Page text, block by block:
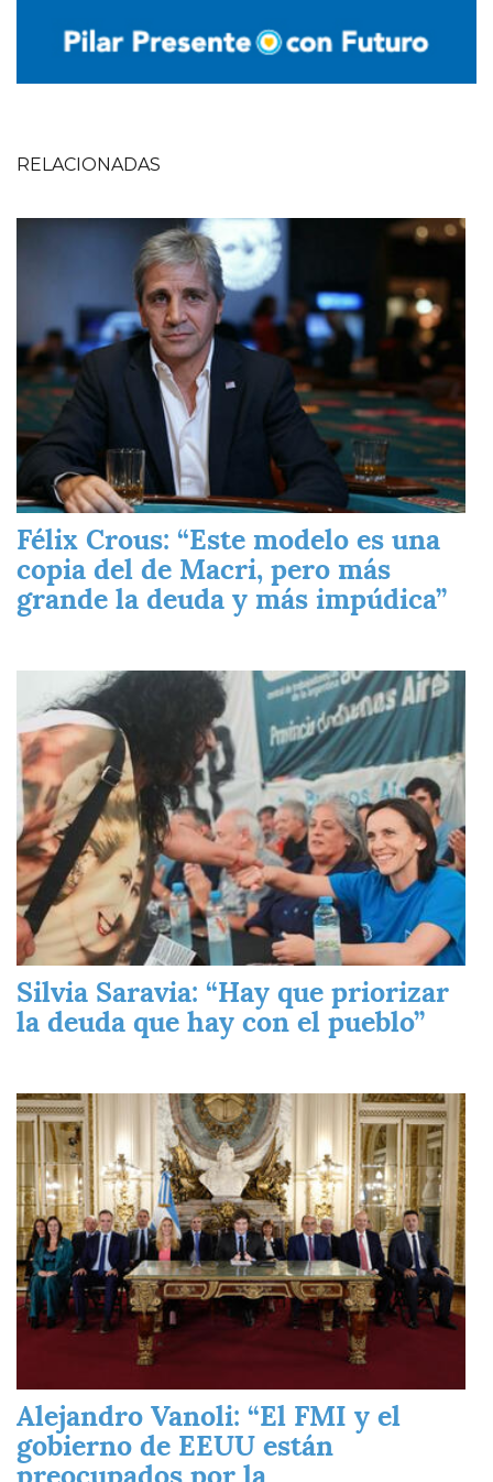
RELACIONADAS
Imagen
Félix Crous: “Este modelo es una
copia del de Macri, pero más
grande la deuda y más impúdica”
Silvia Saravia: “Hay que priorizar
la deuda que hay con el pueblo”
Imagen
Alejandro Vanoli: “El FMI y el
gobierno de EEUU están
preocupados por la